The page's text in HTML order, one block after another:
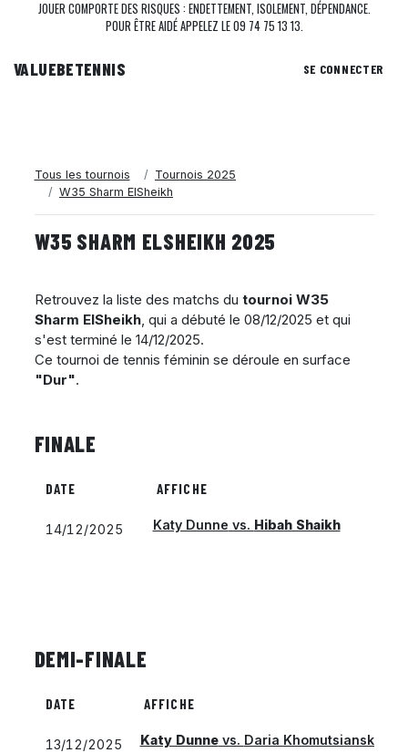
JOUER COMPORTE DES RISQUES : ENDETTEMENT, ISOLEMENT, DÉPENDANCE.
POUR ÊTRE AIDÉ APPELEZ LE 09 74 75 13 13.
VALUEBETENNIS SE CONNECTER
Tous les tournois
Tournois 2025
W35 Sharm ElSheikh
W35 SHARM ELSHEIKH 2025
Retrouvez la liste des matchs du tournoi W35
Sharm ElSheikh, qui a débuté le 08/12/2025 et qui
s'est terminé le 14/12/2025.
Ce tournoi de tennis féminin se déroule en surface
"Dur".
FINALE
DATE AFFICHE
14/12/2025 Katy Dunne vs. Hibah Shaikh
DEMI-FINALE
DATE AFFICHE
13/12/2025 Katy Dunnevs. Daria Khomutsianskaya